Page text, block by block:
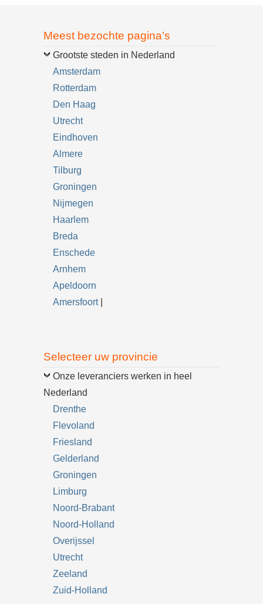
Meest bezochte pagina’s
Grootste steden in Nederland
Amsterdam
Rotterdam
Den Haag
Utrecht
Eindhoven
Almere
Tilburg
Groningen
Nijmegen
Haarlem
Breda
Enschede
Arnhem
Apeldoorn
Amersfoort|
Selecteer uw provincie
Onze leveranciers werken in heel
Nederland
Drenthe
Flevoland
Friesland
Gelderland
Groningen
Limburg
Noord-Brabant
Noord-Holland
Overijssel
Utrecht
Zeeland
Zuid-Holland